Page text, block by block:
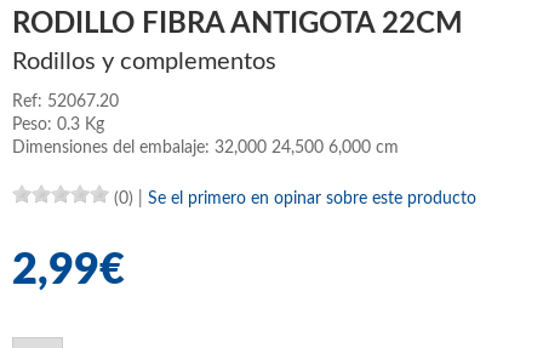
RODILLO FIBRA ANTIGOTA 22CM
Rodillos y complementos
Ref: 52067.20
Peso: 0.3 Kg
Dimensiones del embalaje: 32,000 24,500 6,000 cm
(0) Se el primero en opinar sobre este producto
2,99€